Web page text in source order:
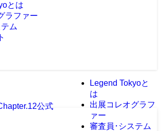
とは
ラファー
ム
Legend Tokyoと
は
出展コレオグラフ
ァー
審査員･システム